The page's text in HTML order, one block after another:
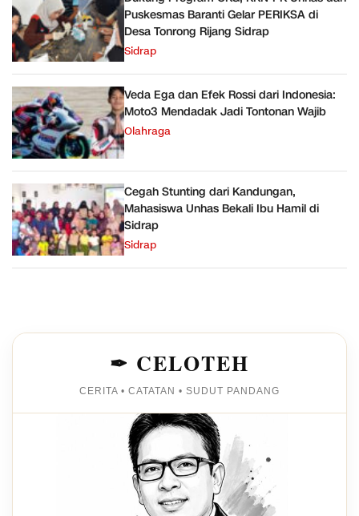
Puskesmas Baranti Gelar PERIKSA di
Desa Tonrong Rijang Sidrap
Sidrap
Veda Ega dan Efek Rossi dari Indonesia:
Moto3 Mendadak Jadi Tontonan Wajib
Olahraga
Cegah Stunting dari Kandungan,
Mahasiswa Unhas Bekali Ibu Hamil di
Sidrap
Sidrap
✒ CELOTEH
CERITA • CATATAN • SUDUT PANDANG